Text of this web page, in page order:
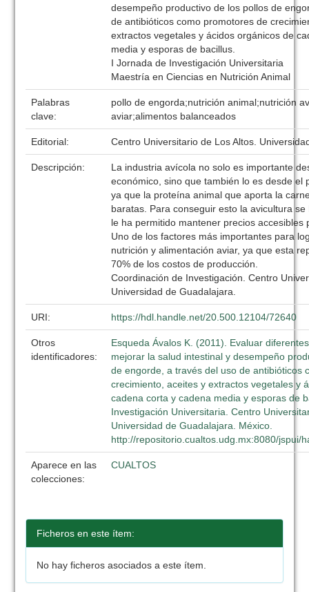
desempeño productivo de los pollos de
de antibióticos como promotores de
extractos vegetales y ácidos orgánicos de
media y esporas de bacillus.
I Jornada de Investigación Universitaria
Maestría en Ciencias en Nutrición Animal
Palabras
clave:
pollo de engorda;nutrición animal;nutrición
aviar;alimentos balanceados
Editorial: Centro Universitario de Los Altos.
Descripción:
La industria avícola no solo es importante
económico, sino que también lo es desde el
ya que la proteína animal que aporta la
baratas. Para conseguir esto la avicultura
le ha permitido mantener precios accesibles
Uno de los factores más importantes para
nutrición y alimentación aviar, ya que esta
70% de los costos de producción.
Coordinación de Investigación. Centro
Universidad de Guadalajara.
URI: https://hdl.handle.net/20.500.12104/72640
Otros
identificadores:
Esqueda Ávalos K. (2011). Evaluar
mejorar la salud intestinal y desempeño
de engorde, a través del uso de antibióticos
crecimiento, aceites y extractos vegetales y
cadena corta y cadena media y esporas de
Investigación Universitaria. Centro
Universidad de Guadalajara. México.
http://repositorio.cualtos.udg.mx:8080/jspui/
Aparece en las
colecciones:
CUALTOS
Ficheros en este ítem:
No hay ficheros asociados a este ítem.